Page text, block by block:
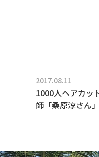
2017.08.11
1000人ヘアカッ
師「桑原淳さん